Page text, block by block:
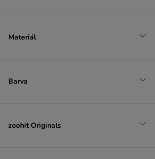
Materiál
Barva
zoohit Originals